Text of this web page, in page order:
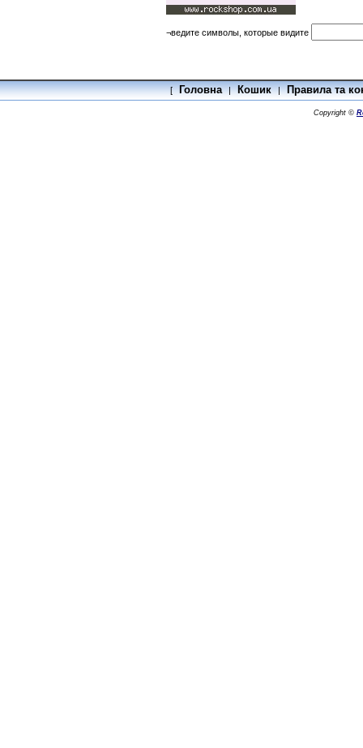
¬ведите символы, которые видите
[ Головна | Кошик | Правила та
Copyright ©